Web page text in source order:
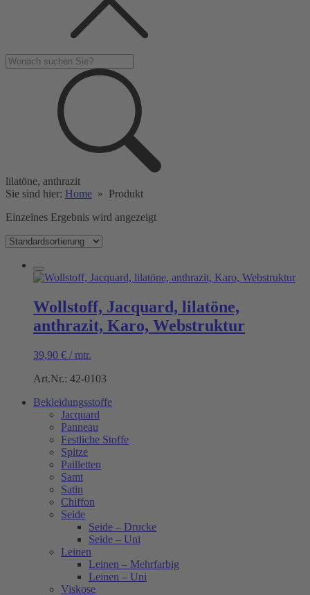
lilatöne, anthrazit
Sie sind hier: Home » Produkt
Einzelnes Ergebnis wird angezeigt
Wollstoff, Jacquard, lilatöne,
anthrazit, Karo, Webstruktur
39,90 € / mtr.
Art.Nr.: 42-0103
Bekleidungsstoffe
Jacquard
Panneau
Festliche Stoffe
Spitze
Pailletten
Samt
Satin
Chiffon
Seide
Seide – Drucke
Seide – Uni
Leinen
Leinen – Mehrfarbig
Leinen – Uni
Viskose